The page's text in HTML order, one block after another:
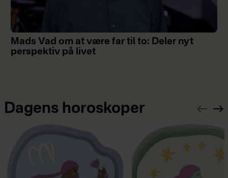
Mads Vad om at være far til to: Deler nyt
perspektiv på livet
Dagens horoskoper